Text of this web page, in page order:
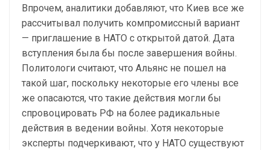
Впрочем, аналитики добавляют, что Киев все же
рассчитывал получить компромиссный вариант
— приглашение в НАТО с открытой датой. Дата
вступления была бы после завершения войны.
Политологи считают, что Альянс не пошел на
такой шаг, поскольку некоторые его члены все
же опасаются, что такие действия могли бы
спровоцировать РФ на более радикальные
действия в ведении войны. Хотя некоторые
эксперты подчеркивают, что у НАТО существуют